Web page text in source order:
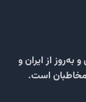
به‌روز از ایران و
است.